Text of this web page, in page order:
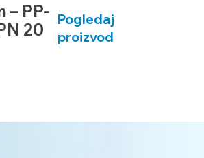
– PP-
20
Pogledaj
proizvod